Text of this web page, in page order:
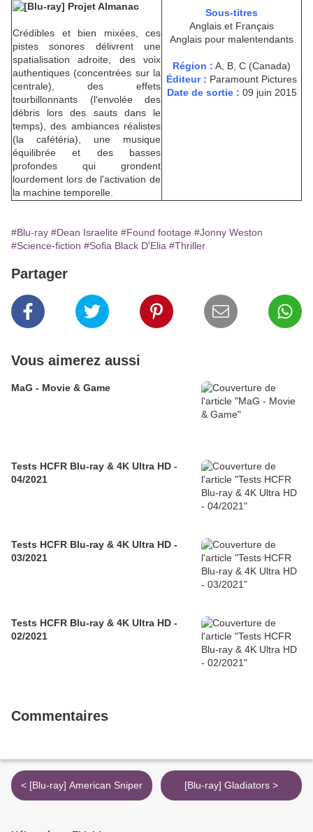
Crédibles et bien mixées, ces
pistes sonores délivrent une
spatialisation adroite, des voix
authentiques (concentrées sur la
centrale), des effets
tourbillonnants (l'envolée des
débris lors des sauts dans le
temps), des ambiances réalistes
(la cafétéria), une musique
équilibrée et des basses
profondes qui grondent
lourdement lors de l'activation de
la machine temporelle.
Sous-titres
Anglais et Français
Anglais pour malentendants
Région : A, B, C (Canada)
Éditeur : Paramount Pictures
Date de sortie : 09 juin 2015
#Blu-ray #Dean Israelite #Found footage #Jonny Weston
#Science-fiction #Sofia Black D'Elia #Thriller
Partager
Vous aimerez aussi
MaG - Movie & Game
Tests HCFR Blu-ray & 4K Ultra HD -
04/2021
Tests HCFR Blu-ray & 4K Ultra HD -
03/2021
Tests HCFR Blu-ray & 4K Ultra HD -
02/2021
Commentaires
< [Blu-ray] American Sniper [Blu-ray] Gladiators >